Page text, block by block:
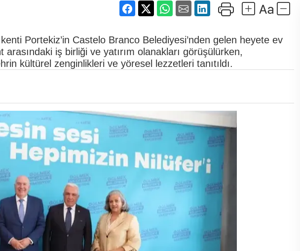
Portekiz’in Castelo Branco Belediyesi’nden gelen heyete ev
iş birliği ve yatırım olanakları görüşülürken,
kültürel zenginlikleri ve yöresel lezzetleri tanıtıldı.